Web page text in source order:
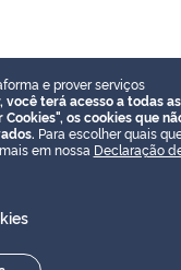
e prover serviços
você terá acesso a todas as
os cookies que
Para escolher quais
em nossa Declaração